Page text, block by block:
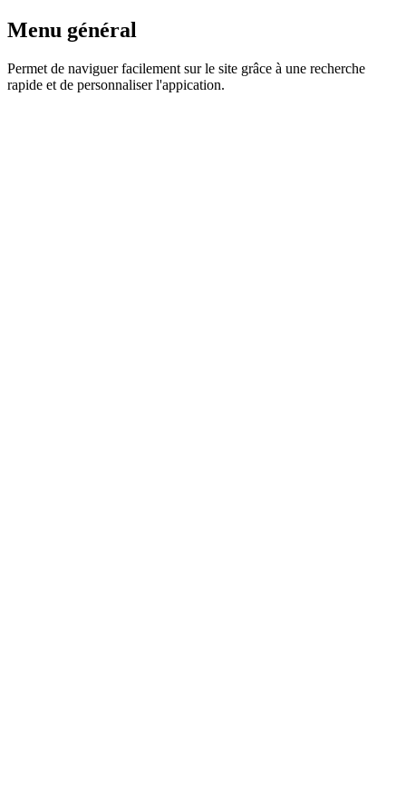
Menu général
Permet de naviguer facilement sur le site grâce à une recherche
rapide et de personnaliser l'appication.